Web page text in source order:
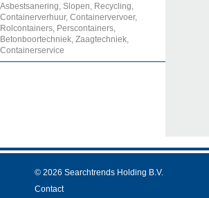
Asbestsanering, Slopen, Recycling,
Containerverhuur, Containervervoer,
Rolcontainers, Perscontainers,
Betonboortechniek, Zaagtechniek,
Containerservice
© 2026 Searchtrends Holding B.V.
Contact